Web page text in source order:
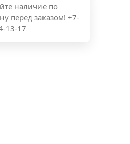
наличие по
перед заказом! +7-
13-17